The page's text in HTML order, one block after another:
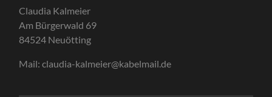
Claudia Kalmeier
Am Bürgerwald 69
84524 Neuötting
Mail: claudia-kalmeier@kabelmail.de